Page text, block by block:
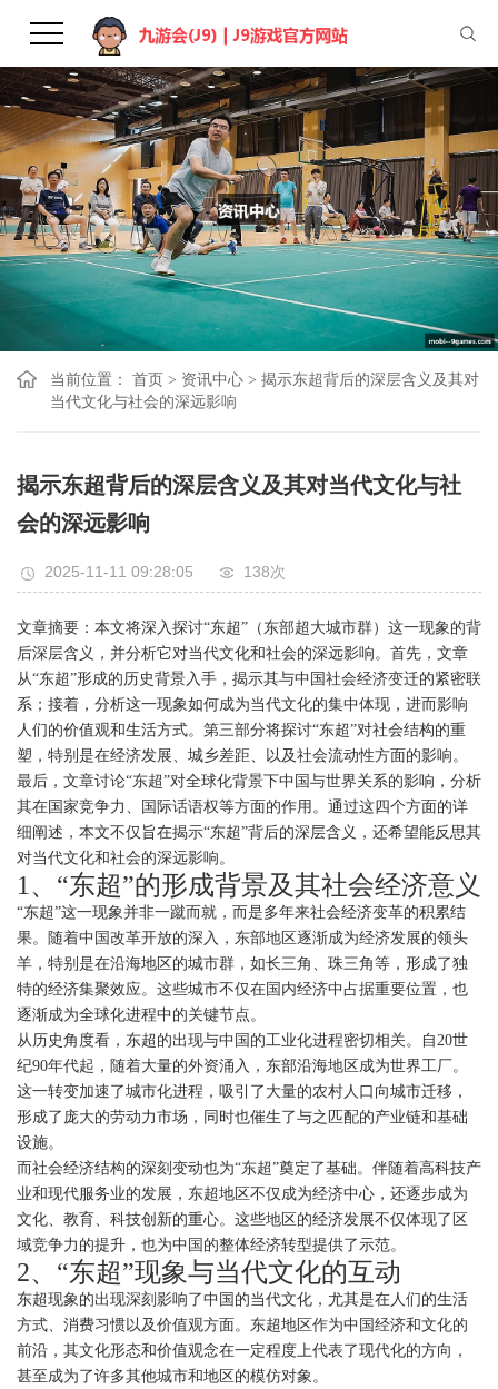
当前位置： 首页 > 资讯中心 > 揭示东超背后的深层含义及其对
当代文化与社会的深远影响
揭示东超背后的深层含义及其对当代文化与社
会的深远影响
2025-11-11 09:28:05 138次
文章摘要：本文将深入探讨“东超”（东部超大城市群）这一现象的背
后深层含义，并分析它对当代文化和社会的深远影响。首先，文章
从“东超”形成的历史背景入手，揭示其与中国社会经济变迁的紧密联
系；接着，分析这一现象如何成为当代文化的集中体现，进而影响
人们的价值观和生活方式。第三部分将探讨“东超”对社会结构的重
塑，特别是在经济发展、城乡差距、以及社会流动性方面的影响。
最后，文章讨论“东超”对全球化背景下中国与世界关系的影响，分析
其在国家竞争力、国际话语权等方面的作用。通过这四个方面的详
细阐述，本文不仅旨在揭示“东超”背后的深层含义，还希望能反思其
对当代文化和社会的深远影响。
1、“东超”的形成背景及其社会经济意义
“东超”这一现象并非一蹴而就，而是多年来社会经济变革的积累结
果。随着中国改革开放的深入，东部地区逐渐成为经济发展的领头
羊，特别是在沿海地区的城市群，如长三角、珠三角等，形成了独
特的经济集聚效应。这些城市不仅在国内经济中占据重要位置，也
逐渐成为全球化进程中的关键节点。
从历史角度看，东超的出现与中国的工业化进程密切相关。自20世
纪90年代起，随着大量的外资涌入，东部沿海地区成为世界工厂。
这一转变加速了城市化进程，吸引了大量的农村人口向城市迁移，
形成了庞大的劳动力市场，同时也催生了与之匹配的产业链和基础
设施。
而社会经济结构的深刻变动也为“东超”奠定了基础。伴随着高科技产
业和现代服务业的发展，东超地区不仅成为经济中心，还逐步成为
文化、教育、科技创新的重心。这些地区的经济发展不仅体现了区
域竞争力的提升，也为中国的整体经济转型提供了示范。
2、“东超”现象与当代文化的互动
东超现象的出现深刻影响了中国的当代文化，尤其是在人们的生活
方式、消费习惯以及价值观方面。东超地区作为中国经济和文化的
前沿，其文化形态和价值观念在一定程度上代表了现代化的方向，
甚至成为了许多其他城市和地区的模仿对象。